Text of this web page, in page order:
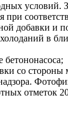
условий.
при
добавки и
в
бетононасоса;
со
отметок